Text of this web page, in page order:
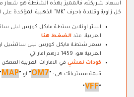
اسعاد شريكته، فالمميز بهذه الشنطة هو شعار
كل زاوية وقلادة باحرف "MK" الذهبية المؤكدة على الرقي.
اشتر اونلاين شنطة مايكل كورس ليلى
العربية، عند الضغط هنا
سعر شنطة مايكل كورس ليلى ساتشيل
العربية هو: 1459 درهم اماراتي
كودات نمشي في الامارات العربية
قيمة مشترياتك هي: "
OM7
" او "
MAP
"
"
VFF
"